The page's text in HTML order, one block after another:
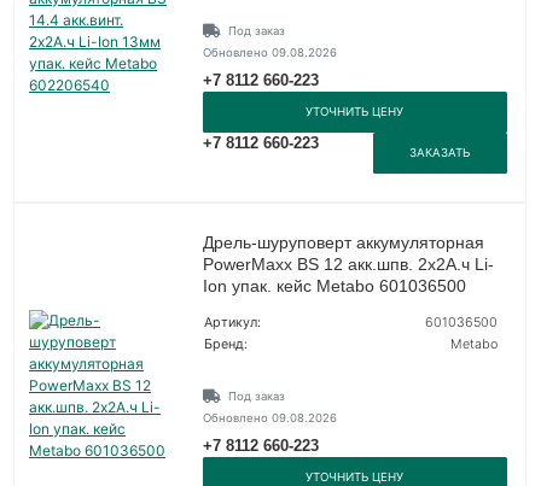
Под заказ
Обновлено 09.08.2026
+7 8112 660-223
УТОЧНИТЬ ЦЕНУ
+7 8112 660-223
ЗАКАЗАТЬ
Дрель-шуруповерт аккумуляторная
PowerMaxx BS 12 акк.шпв. 2х2А.ч Li-
Ion упак. кейс Metabo 601036500
Артикул:
601036500
Бренд:
Metabo
Под заказ
Обновлено 09.08.2026
+7 8112 660-223
УТОЧНИТЬ ЦЕНУ